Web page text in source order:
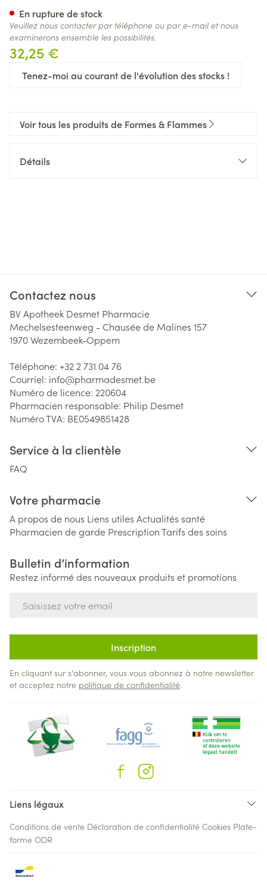
32,25 €
Tenez-moi au courant de l'évolution des stocks !
En rupture de stock
Veuillez nous contacter par téléphone ou par e-mail et nous
examinerons ensemble les possibilités.
Voir tous les produits de Formes & Flammes
Détails
Contactez nous
BV Apotheek Desmet Pharmacie
Mechelsesteenweg - Chausée de Malines 157
1970Wezembeek-Oppem
Téléphone: +32 2 731 04 76
Courriel: info@pharmadesmet.be
Numéro de licence: 220604
Pharmacien responsable: Philip Desmet
Numéro TVA: BE0549851428
Service à la clientèle
FAQ
Votre pharmacie
A propos de nous Liens utiles Actualités santé
Pharmacien de garde PrescriptionTarifs des soins
Bulletin d’information
Restez informé des nouveaux produits et promotions
Inscription
En cliquant sur s'abonner, vous vous abonnez à notre newsletter
et acceptez notre politique de confidentialité.
Liens légaux
Conditions de vente Déclaration de confidentialité Cookies Plate-
forme ODR